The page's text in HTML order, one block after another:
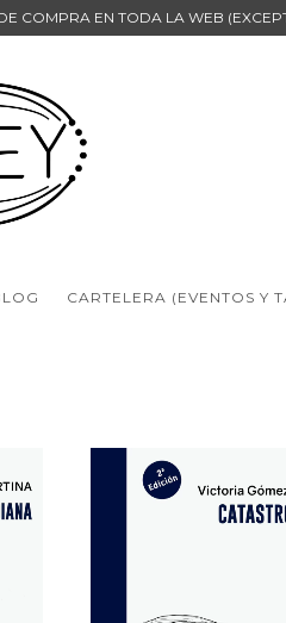
COMPRA EN TODA LA WEB
CARTELERA (EVENTOS Y